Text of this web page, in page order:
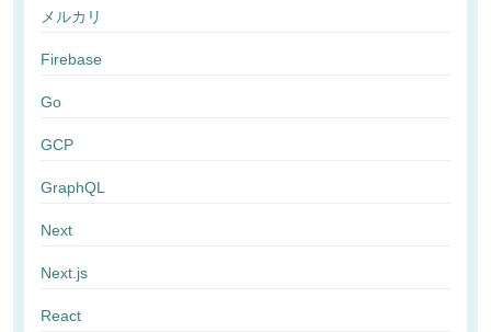
メルカリ
Firebase
Go
GCP
GraphQL
Next
Next.js
React